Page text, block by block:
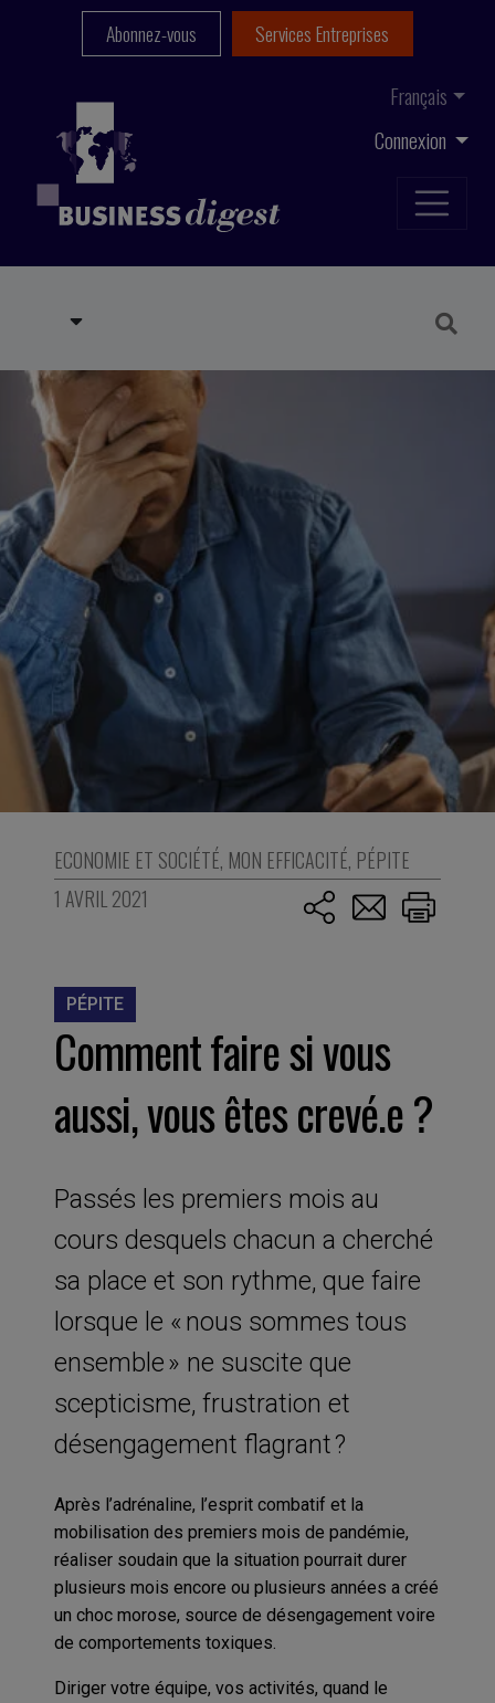
Connexion
Français
Abonnez-vous Services Entreprises
ECONOMIE ET SOCIÉTÉ, MON EFFICACITÉ, PÉPITE
1 AVRIL 2021
PÉPITE
Comment faire si vous
aussi, vous êtes crevé.e ?
Passés les premiers mois au
cours desquels chacun a cherché
sa place et son rythme, que faire
lorsque le « nous sommes tous
ensemble » ne suscite que
scepticisme, frustration et
désengagement flagrant ?
Après l’adrénaline, l’esprit combatif et la
mobilisation des premiers mois de pandémie,
réaliser soudain que la situation pourrait durer
plusieurs mois encore ou plusieurs années a créé
un choc morose, source de désengagement voire
de comportements toxiques.
Diriger votre équipe, vos activités, quand le